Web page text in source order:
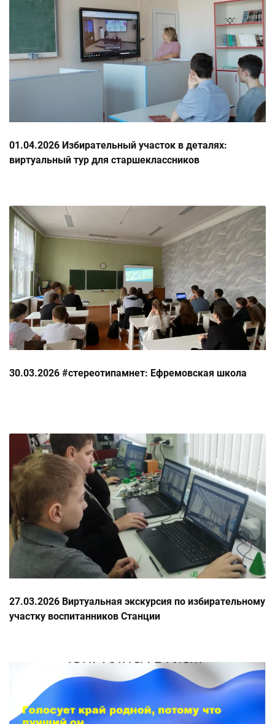
01.04.2026 Избирательный участок в деталях:
виртуальный тур для старшеклассников
30.03.2026 #стереотипамнет: Ефремовская школа
27.03.2026 Виртуальная экскурсия по избирательному
участку воспитанников Станции